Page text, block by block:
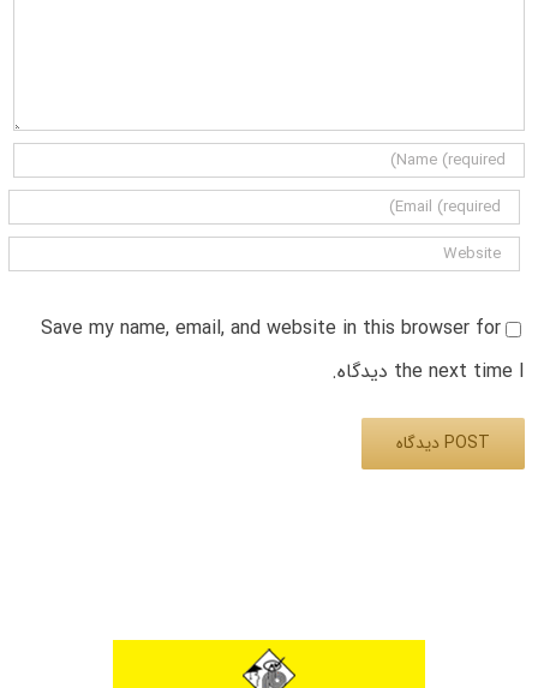
Save my name, email, and website in this browser for
the next time I دیدگاه.